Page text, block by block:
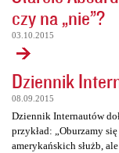
czy na „nie”?
03.10.2015
Dziennik
08.09.2015
Dziennik Internautów
przykład: „Oburzamy
amerykańskich służb,